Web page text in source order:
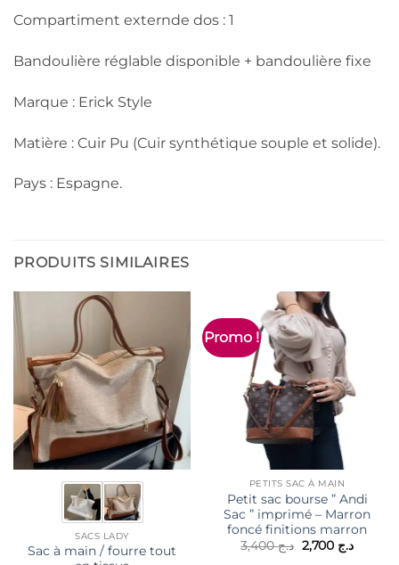
Compartiment externde dos : 1
Bandoulière réglable disponible + bandoulière fixe
Marque : Erick Style
Matière : Cuir Pu (Cuir synthétique souple et solide).
Pays : Espagne.
PRODUITS SIMILAIRES
SACS LADY
Sac à main / fourre tout
Promo !
PETITS SAC À MAIN
Petit sac bourse ” Andi
Sac ” imprimé – Marron
foncé finitions marron
د.ج3,400
Le
prix
د.ج 2,700
Le